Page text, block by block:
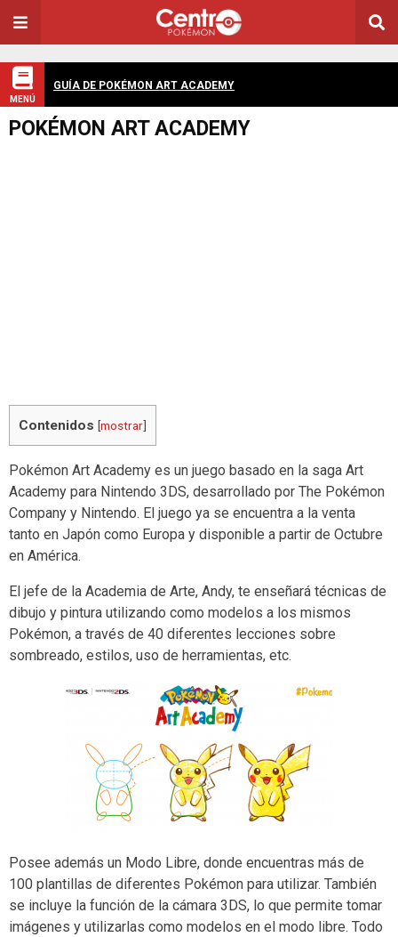
MENÚ
GUÍA DE POKÉMON ART ACADEMY
POKÉMON ART ACADEMY
Contenidos [mostrar]
Pokémon Art Academy es un juego basado en la saga Art
Academy para Nintendo 3DS, desarrollado por The Pokémon
Company y Nintendo. El juego ya se encuentra a la venta
tanto en Japón como Europa y disponible a partir de Octubre
en América.
El jefe de la Academia de Arte, Andy, te enseñará técnicas de
dibujo y pintura utilizando como modelos a los mismos
Pokémon, a través de 40 diferentes lecciones sobre
sombreado, estilos, uso de herramientas, etc.
Posee además un Modo Libre, donde encuentras más de
100 plantillas de diferentes Pokémon para utilizar. También
se incluye la función de la cámara 3DS, lo que permite tomar
imágenes y utilizarlas como modelos en el modo libre. Todo